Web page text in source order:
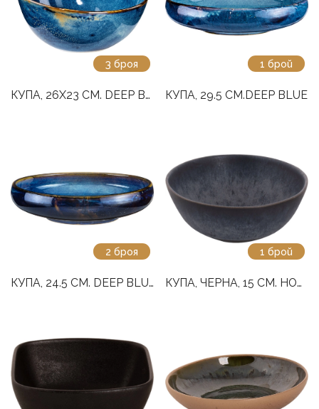
3 броя
КУПА, 26Х23 СМ. DEEP BLUE
1 брой
КУПА, 29.5 СМ.DEEP BLUE
2 броя
КУПА, 24.5 СМ. DEEP BLUE
1 брой
КУПА, ЧЕРНА, 15 СМ. HOUSTON